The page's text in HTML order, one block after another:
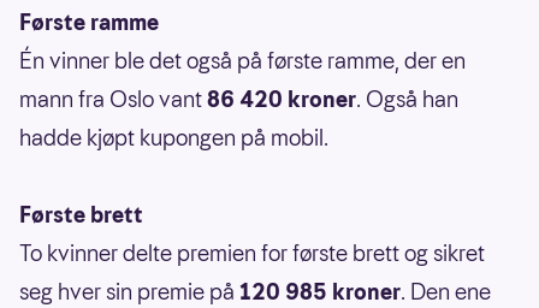
Første ramme
Én vinner ble det også på første ramme, der en
mann fra Oslo vant86 420 kroner. Også han
hadde kjøpt kupongen på mobil.
Første brett
To kvinner delte premien for første brett og sikret
seg hver sin premie på 120 985 kroner. Den ene